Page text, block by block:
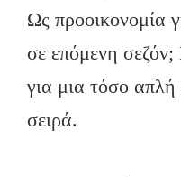
Ως προοικονομία
σε επόμενη
για μια τόσο
σειρά.